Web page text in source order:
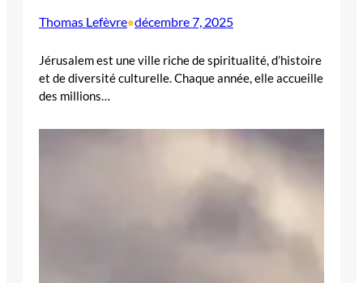
Thomas Lefèvre•décembre 7, 2025
Jérusalem est une ville riche de spiritualité, d’histoire
et de diversité culturelle. Chaque année, elle accueille
des millions…